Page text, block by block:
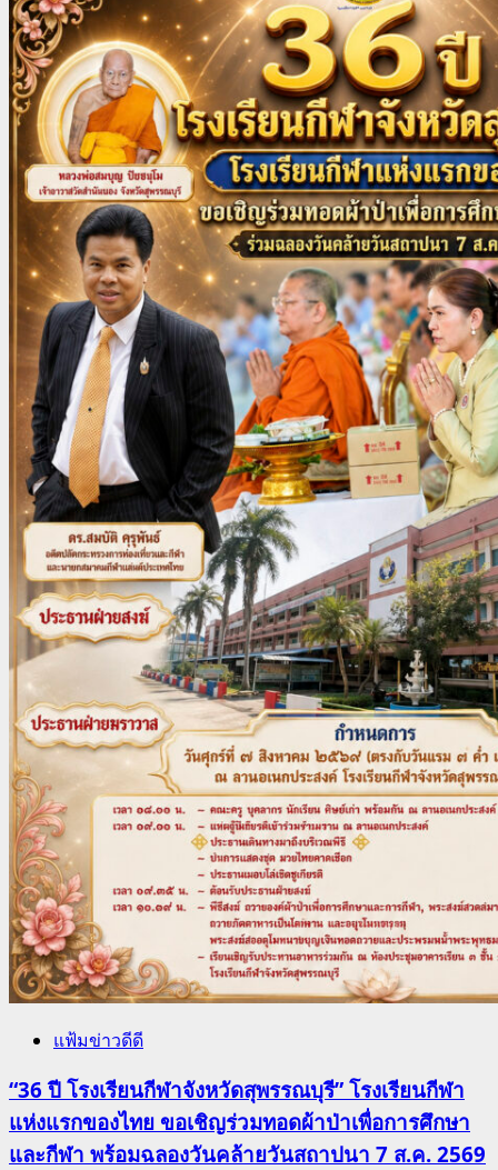
แฟ้มข่าวดีดี
“36 ปี โรงเรียนกีฬาจังหวัดสุพรรณบุรี” โรงเรียนกีฬา
แห่งแรกของไทย ขอเชิญร่วมทอดผ้าป่าเพื่อการศึกษา
และกีฬา พร้อมฉลองวันคล้ายวันสถาปนา 7 ส.ค. 2569